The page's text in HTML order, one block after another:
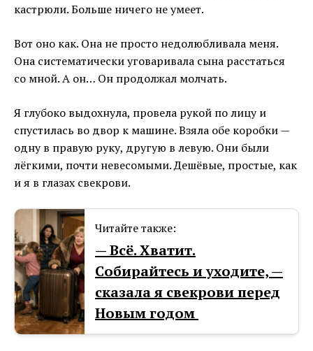
кастрюли. Больше ничего не умеет.
Вот оно как. Она не просто недолюбливала меня.
Она систематически уговаривала сына расстаться
со мной. А он… Он продолжал молчать.
Я глубоко выдохнула, провела рукой по лицу и
спустилась во двор к машине. Взяла обе коробки —
одну в правую руку, другую в левую. Они были
лёгкими, почти невесомыми. Дешёвые, простые, как
и я в глазах свекрови.
Читайте также:
— Всё. Хватит.
Собирайтесь и уходите, —
сказала я свекрови перед
Новым годом